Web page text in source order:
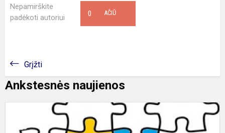
Nepamirškite
padėkoti autoriui
AČIŪ
0
Grįžti
Ankstesnės naujienos